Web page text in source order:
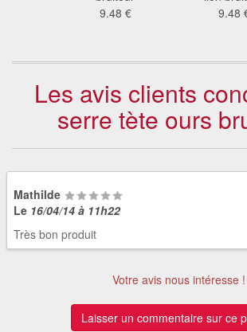
9.48 €
9.48
Les avis clients
serre tète ours
Mathilde
Le 16/04/14 à 11h22
Très bon produit
Votre avis nous intéresse !
Laisser un commentaire sur ce